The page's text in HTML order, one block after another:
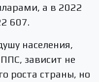
а в 2022
607.
населения,
зависит не
роста страны, но